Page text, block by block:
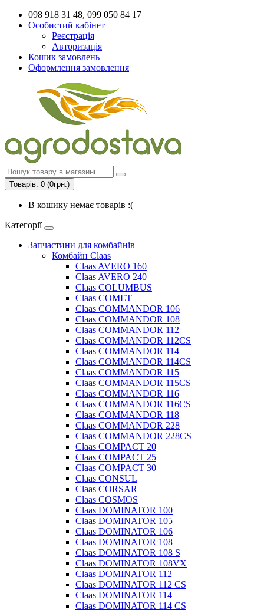
098 918 31 48, 099 050 84 17
Особистий кабінет
Реєстрація
Авторизація
Кошик замовлень
Оформлення замовлення
Товарів: 0 (0грн.)
В кошику немає товарів :(
Категорії
Запчастини для комбайнів
Комбайн Claas
Claas AVERO 160
Claas AVERO 240
Claas COLUMBUS
Claas COMET
Claas COMMANDOR 106
Claas COMMANDOR 108
Claas COMMANDOR 112
Claas COMMANDOR 112CS
Claas COMMANDOR 114
Claas COMMANDOR 114CS
Claas COMMANDOR 115
Claas COMMANDOR 115CS
Claas COMMANDOR 116
Claas COMMANDOR 116CS
Claas COMMANDOR 118
Claas COMMANDOR 228
Claas COMMANDOR 228CS
Claas COMPACT 20
Claas COMPACT 25
Claas COMPACT 30
Claas CONSUL
Claas CORSAR
Claas COSMOS
Claas DOMINATOR 100
Claas DOMINATOR 105
Claas DOMINATOR 106
Claas DOMINATOR 108
Claas DOMINATOR 108 S
Claas DOMINATOR 108VX
Claas DOMINATOR 112
Claas DOMINATOR 112 CS
Claas DOMINATOR 114
Claas DOMINATOR 114 CS